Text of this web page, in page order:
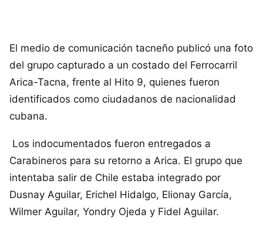
El medio de comunicación tacneño publicó una foto
del grupo capturado a un costado del Ferrocarril
Arica-Tacna, frente al Hito 9, quienes fueron
identificados como ciudadanos de nacionalidad
cubana.
Los indocumentados fueron entregados a
Carabineros para su retorno a Arica. El grupo que
intentaba salir de Chile estaba integrado por
Dusnay Aguilar, Erichel Hidalgo, Elionay García,
Wilmer Aguilar, Yondry Ojeda y Fidel Aguilar.